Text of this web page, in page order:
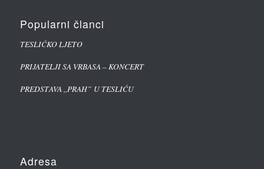
Popularni članci
TESLIĆKO LJETO
PRIJATELJI SA VRBASA – KONCERT
PREDSTAVA ,,PRAH” U TESLIĆU
Adresa